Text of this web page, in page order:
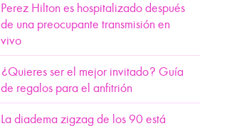
Perez Hilton es hospitalizado después
de una preocupante transmisión en
vivo
¿Quieres ser el mejor invitado? Guía
de regalos para el anfitrión
La diadema zigzag de los 90 está